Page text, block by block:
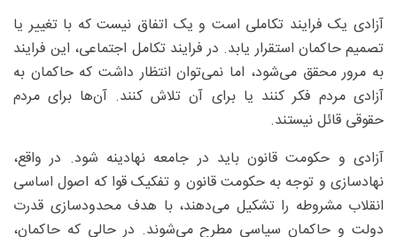
آزادی یک فرایند تکاملی است و یک اتفاق نیست که با تغییر یا
تصمیم حاکمان استقرار یابد. در فرایند تکامل اجتماعی، این فرایند
به مرور محقق می‌شود، اما نمی‌توان انتظار داشت که حاکمان به
آزادی مردم فکر کنند یا برای آن تلاش کنند. آن‌ها برای مردم
حقوقی قائل نیستند.
آزادی و حکومت قانون باید در جامعه نهادینه شود. در واقع،
نهادسازی و توجه به حکومت قانون و تفکیک قوا که اصول اساسی
انقلاب مشروطه را تشکیل می‌دهند، با هدف محدودسازی قدرت
دولت و حاکمان سیاسی مطرح می‌شوند. در حالی که حاکمان،